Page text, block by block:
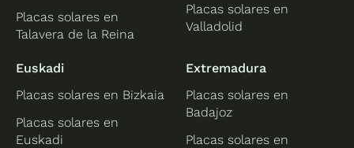
Placas solares en
Talavera de la Reina
Placas solares en
Valladolid
Euskadi
Placas solares en Bizkaia
Placas solares en
Euskadi
Extremadura
Placas solares en
Badajoz
Placas solares en